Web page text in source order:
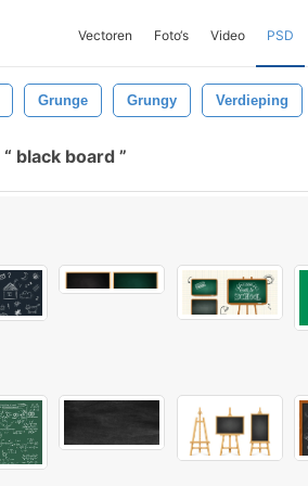
Vectoren Foto‘s Video PSD
Grunge Grungy Verdieping
black board